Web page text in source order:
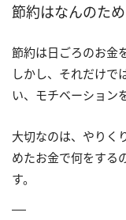
節約はなんのた
節約は日ごろのお金
しかし、それだけで
い、モチベーション
大切なのは、やりく
めたお金で何をする
す。